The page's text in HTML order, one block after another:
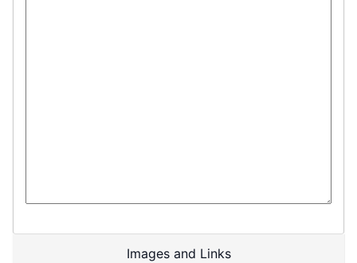
Images and Links